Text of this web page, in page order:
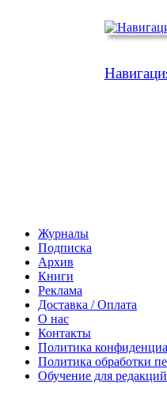
Журналы
Подписка
Архив
Книги
Реклама
Доставка / Оплата
О нас
Контакты
Политика
Политика обработки
Обучение для редакций